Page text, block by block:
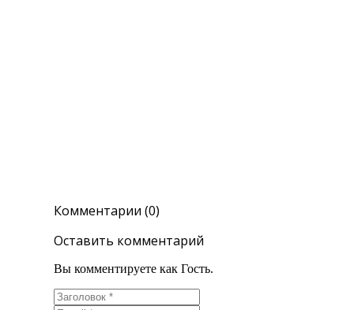
Комментарии (0)
Оставить комментарий
Вы комментируете как Гость.